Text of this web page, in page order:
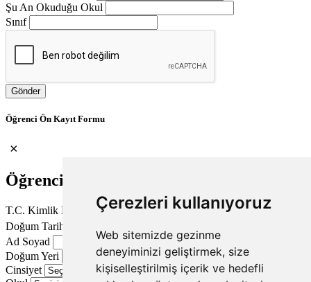
Çerezleri kullanıyoruz
Web sitemizde gezinme
deneyiminizi geliştirmek, size
kişiselleştirilmiş içerik ve hedefli
Şu An Okuduğu Okul
Sınıf
Gönder
Öğrenci Ön Kayıt Formu
×
Öğrenci Bilgileri
T.C. Kimlik No
Doğum Tarihi
Ad Soyad
Doğum Yeri
Cinsiyet